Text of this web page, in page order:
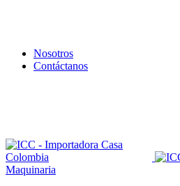
Nosotros
Contáctanos
Maquinaria